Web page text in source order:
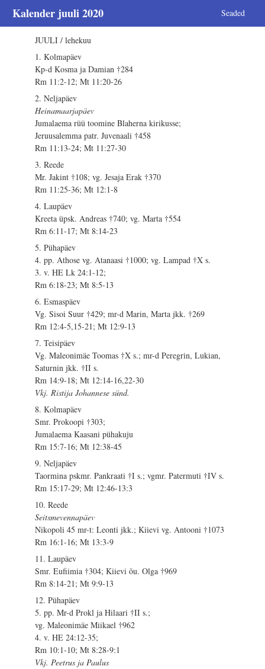
Kalender juuli 2020 Seaded
JUULI / lehekuu
1. Kolmapäev
Kp-d Kosma ja Damian †284
Rm 11:2-12; Mt 11:20-26
2. Neljapäev
Heinamaarjapäev
Jumalaema rüü toomine Blaherna kirikusse;
Jeruusalemma patr. Juvenaali †458
Rm 11:13-24; Mt 11:27-30
3. Reede
Mr. Jakint †108; vg. Jesaja Erak †370
Rm 11:25-36; Mt 12:1-8
4. Laupäev
Kreeta üpsk. Andreas †740; vg. Marta †554
Rm 6:11-17; Mt 8:14-23
5. Pühapäev
4. pp. Athose vg. Atanaasi †1000; vg. Lampad †X s.
3. v. HE Lk 24:1-12;
Rm 6:18-23; Mt 8:5-13
6. Esmaspäev
Vg. Sisoi Suur †429; mr-d Marin, Marta jkk. †269
Rm 12:4-5,15-21; Mt 12:9-13
7. Teisipäev
Vg. Maleonimäe Toomas †X s.; mr-d Peregrin, Lukian,
Saturnin jkk. †II s.
Rm 14:9-18; Mt 12:14-16,22-30
Vkj. Ristija Johannese sünd.
8. Kolmapäev
Smr. Prokoopi †303;
Jumalaema Kaasani pühakuju
Rm 15:7-16; Mt 12:38-45
9. Neljapäev
Taormina pskmr. Pankraati †I s.; vgmr. Patermuti †IV s.
Rm 15:17-29; Mt 12:46-13:3
10. Reede
Seitsmevennapäev
Nikopoli 45 mr-t: Leonti jkk.; Kiievi vg. Antooni †1073
Rm 16:1-16; Mt 13:3-9
11. Laupäev
Smr. Eufiimia †304; Kiievi õu. Olga †969
Rm 8:14-21; Mt 9:9-13
12. Pühapäev
5. pp. Mr-d Prokl ja Hilaari †II s.;
vg. Maleonimäe Miikael †962
4. v. HE 24:12-35;
Rm 10:1-10; Mt 8:28-9:1
Vkj. Peetrus ja Paulus